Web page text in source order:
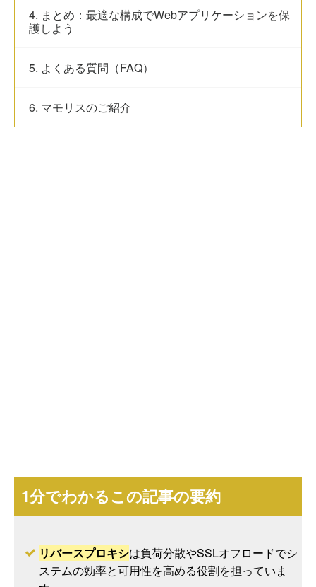
4. まとめ：最適な構成でWebアプリケーションを保
護しよう
5. よくある質問（FAQ）
6. マモリスのご紹介
1分でわかるこの記事の要約
リバースプロキシは負荷分散やSSLオフロードでシ
ステムの効率と可用性を高める役割を担っていま